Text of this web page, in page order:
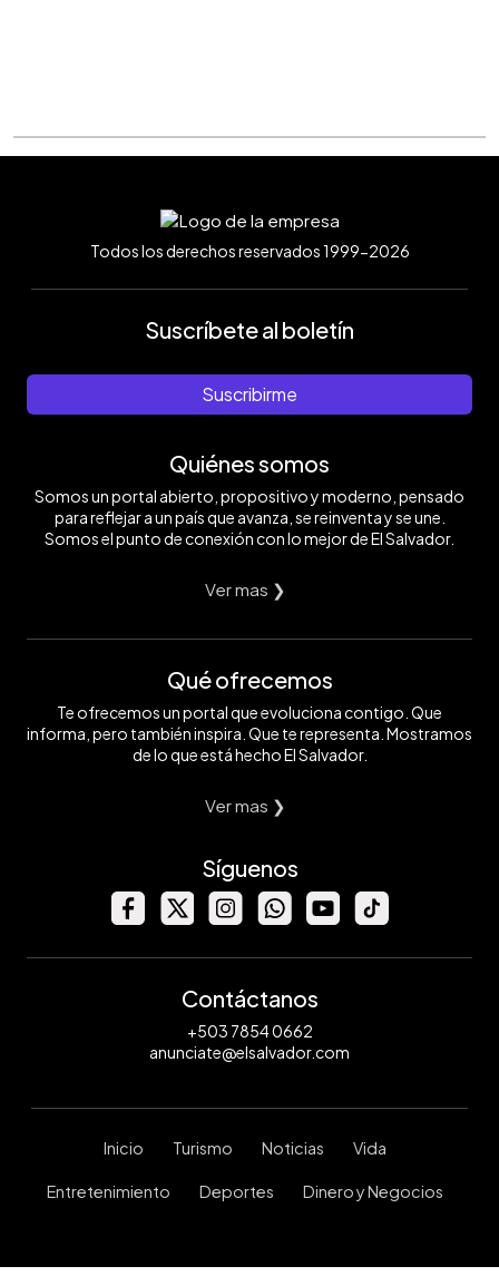
Todos los derechos reservados 1999-2026
Suscríbete al boletín
Suscribirme
Quiénes somos
Somos un portal abierto, propositivo y moderno, pensado
para reflejar a un país que avanza, se reinventa y se une.
Somos el punto de conexión con lo mejor de El Salvador.
Ver mas ❯
Qué ofrecemos
Te ofrecemos un portal que evoluciona contigo. Que
informa, pero también inspira. Que te representa. Mostramos
de lo que está hecho El Salvador.
Ver mas ❯
Síguenos
Contáctanos
+503 7854 0662
anunciate@elsalvador.com
Inicio Turismo Noticias Vida
Entretenimiento Deportes Dinero y Negocios